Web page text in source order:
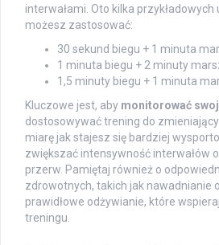
interwałami. Oto kilka
możesz zastosować:
30 sekund biegu + 1 minuta
1 minuta biegu + 2 minuty
1,5 minuty biegu + 1 minuta
Kluczowe jest, aby monitorować
dostosowywać trening do
miarę jak stajesz się bardziej
zwiększać intensywność interwałów
przerw. Pamiętaj również o
zdrowotnych, takich jak nawadnianie
prawidłowe odżywianie, które
treningu.